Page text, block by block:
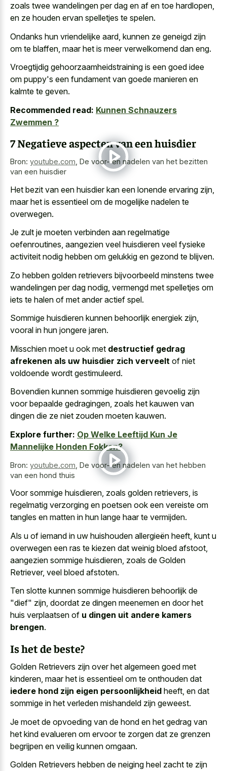
zoals twee wandelingen per dag en af en toe hardlopen,
en ze houden ervan spelletjes te spelen.
Ondanks hun vriendelijke aard, kunnen ze geneigd zijn
om te blaffen, maar het is meer verwelkomend dan eng.
Vroegtijdig gehoorzaamheidstraining is een goed idee
om puppy's een fundament van goede manieren en
kalmte te geven.
Recommended read: Kunnen Schnauzers
Zwemmen ?
7 Negatieve aspecten van een huisdier
Bron: youtube.com De voor- en nadelen van het bezitten
van een huisdier
Het bezit van een huisdier kan een lonende ervaring zijn,
maar het is essentieel om de mogelijke nadelen te
overwegen.
Je zult je moeten verbinden aan regelmatige
oefenroutines, aangezien veel huisdieren veel fysieke
activiteit nodig hebben om gelukkig en gezond te blijven.
Zo hebben golden retrievers bijvoorbeeld minstens twee
wandelingen per dag nodig, vermengd met spelletjes om
iets te halen of met ander actief spel.
Sommige huisdieren kunnen behoorlijk energiek zijn,
vooral in hun jongere jaren.
Misschien moet u ook met destructief gedrag
afrekenen als uw huisdier zich verveelt of niet
voldoende wordt gestimuleerd.
Bovendien kunnen sommige huisdieren gevoelig zijn
voor bepaalde gedragingen, zoals het kauwen van
dingen die ze niet zouden moeten kauwen.
Explore further: Op Welke Leeftijd Kun Je
Mannelijke Honden Fokken?
Bron: youtube.com De voor- en nadelen van het hebben
van een hond thuis
Voor sommige huisdieren, zoals golden retrievers, is
regelmatig verzorging en poetsen ook een vereiste om
tangles en matten in hun lange haar te vermijden.
Als u of iemand in uw huishouden allergieën heeft, kunt u
overwegen een ras te kiezen dat weinig bloed afstoot,
aangezien sommige huisdieren, zoals de Golden
Retriever, veel bloed afstoten.
Ten slotte kunnen sommige huisdieren behoorlijk de
"dief" zijn, doordat ze dingen meenemen en door het
huis verplaatsen of u dingen uit andere kamers
brengen.
Is het de beste?
Golden Retrievers zijn over het algemeen goed met
kinderen, maar het is essentieel om te onthouden dat
iedere hond zijn eigen persoonlijkheid heeft, en dat
sommige in het verleden mishandeld zijn geweest.
Je moet de opvoeding van de hond en het gedrag van
het kind evalueren om ervoor te zorgen dat ze grenzen
begrijpen en veilig kunnen omgaan.
Golden Retrievers hebben de neiging heel zacht te zijn